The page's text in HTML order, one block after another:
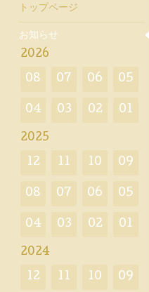
トップページ
お知らせ
2026
08 07 06 05
04 03 02 01
2025
12 11 10 09
08 07 06 05
04 03 02 01
2024
12 11 10 09